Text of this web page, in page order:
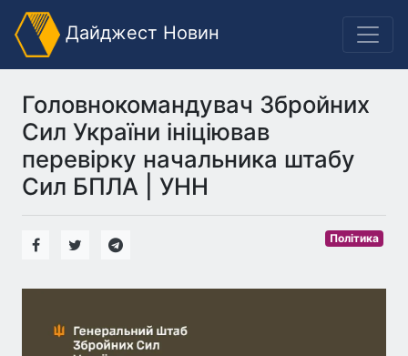
Дайджест Новин
Головнокомандувач Збройних
Сил України ініціював
перевірку начальника штабу
Сил БПЛА | УНН
Політика